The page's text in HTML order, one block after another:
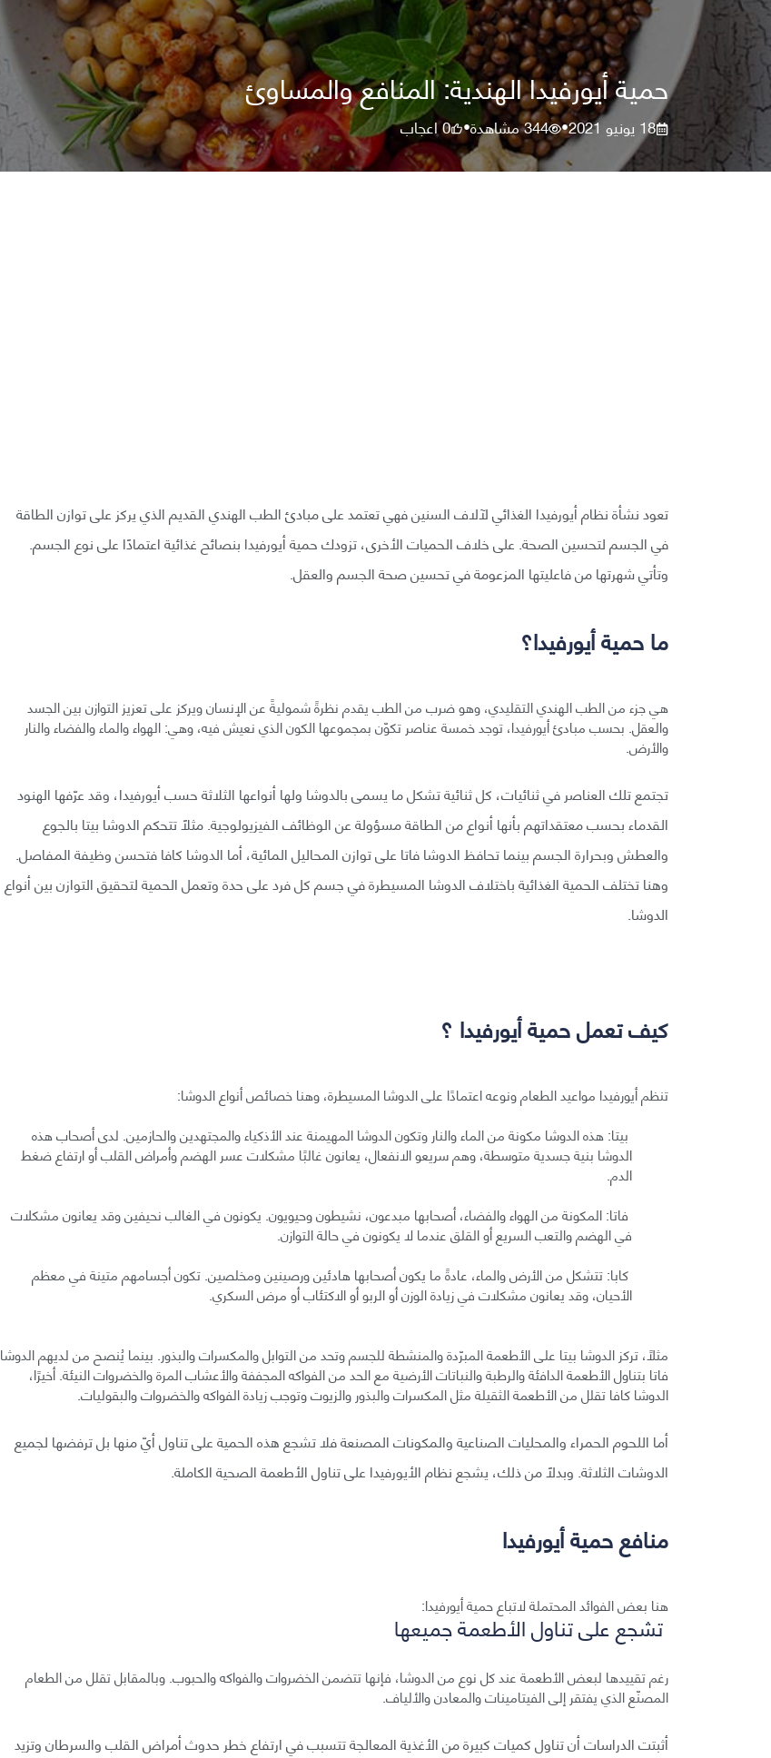
حمية أيورفيدا الهندية: المنافع والمساوئ
18 يونيو 2021 •
344مشاهدة•
0اعجاب
تعود نشأة نظام أيورفيدا الغذائي لآلاف السنين فهي تعتمد على مبادئ الطب الهندي القديم الذي يركز على توازن الطاقة
في الجسم لتحسين الصحة. على خلاف الحميات الأخرى، تزودك حمية أيورفيدا بنصائح غذائية اعتمادًا على نوع الجسم.
وتأتي شهرتها من فاعليتها المزعومة في تحسين صحة الجسم والعقل.
ما حمية أيورفيدا؟
هي جزء من الطب الهندي التقليدي، وهو ضرب من الطب يقدم نظرةً شموليةً عن الإنسان ويركز على تعزيز التوازن بين الجسد
والعقل. بحسب مبادئ أيورفيدا، توجد خمسة عناصر تكوّن بمجموعها الكون الذي نعيش فيه، وهي: الهواء والماء والفضاء والنار
والأرض.
تجتمع تلك العناصر في ثنائيات، كل ثنائية تشكل ما يسمى بالدوشا ولها أنواعها الثلاثة حسب أيورفيدا، وقد عرّفها الهنود
القدماء بحسب معتقداتهم بأنها أنواع من الطاقة مسؤولة عن الوظائف الفيزيولوجية. مثلًا تتحكم الدوشا بيتا بالجوع
والعطش وبحرارة الجسم بينما تحافظ الدوشا فاتا على توازن المحاليل المائية، أما الدوشا كافا فتحسن وظيفة المفاصل.
وهنا تختلف الحمية الغذائية باختلاف الدوشا المسيطرة في جسم كل فرد على حدة وتعمل الحمية لتحقيق التوازن بين أنواع
الدوشا.
كيف تعمل حمية أيورفيدا ؟
تنظم أيورفيدا مواعيد الطعام ونوعه اعتمادًا على الدوشا المسيطرة، وهنا خصائص أنواع الدوشا:
بيتا: هذه الدوشا مكونة من الماء والنار وتكون الدوشا المهيمنة عند الأذكياء والمجتهدين والحازمين. لدى أصحاب هذه
الدوشا بنية جسدية متوسطة، وهم سريعو الانفعال، يعانون غالبًا مشكلات عسر الهضم وأمراض القلب أو ارتفاع ضغط
الدم.
فاتا: المكونة من الهواء والفضاء، أصحابها مبدعون، نشيطون وحيويون. يكونون في الغالب نحيفين وقد يعانون مشكلات
في الهضم والتعب السريع أو القلق عندما لا يكونون في حالة التوازن.
كابا: تتشكل من الأرض والماء، عادةً ما يكون أصحابها هادئين ورصينين ومخلصين. تكون أجسامهم متينة في معظم
الأحيان، وقد يعانون مشكلات في زيادة الوزن أو الربو أو الاكتئاب أو مرض السكري.
مثلًا، تركز الدوشا بيتا على الأطعمة المبرّدة والمنشطة للجسم وتحد من التوابل والمكسرات والبذور. بينما يُنصح من لديهم الدوشا
فاتا بتناول الأطعمة الدافئة والرطبة والنباتات الأرضية مع الحد من الفواكه المجففة والأعشاب المرة والخضروات النيئة. أخيرًا،
الدوشا كافا تقلل من الأطعمة الثقيلة مثل المكسرات والبذور والزيوت وتوجب زيادة الفواكه والخضروات والبقوليات.
أما اللحوم الحمراء والمحليات الصناعية والمكونات المصنعة فلا تشجع هذه الحمية على تناول أيّ منها بل ترفضها لجميع
الدوشات الثلاثة. وبدلاً من ذلك، يشجع نظام الأيورفيدا على تناول الأطعمة الصحية الكاملة.
منافع حمية أيورفيدا
هنا بعض الفوائد المحتملة لاتباع حمية أيورفيدا:
تشجع على تناول الأطعمة جميعها
رغم تقييدها لبعض الأطعمة عند كل نوع من الدوشا، فإنها تتضمن الخضروات والفواكه والحبوب. وبالمقابل تقلل من الطعام
المصنّع الذي يفتقر إلى الفيتامينات والمعادن والألياف.
أثبتت الدراسات أن تناول كميات كبيرة من الأغذية المعالجة تتسبب في ارتفاع خطر حدوث أمراض القلب والسرطان وتزيد